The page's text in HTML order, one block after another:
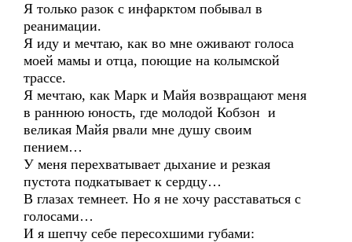
Я только разок с инфарктом побывал в
реанимации.
Я иду и мечтаю, как во мне оживают голоса
моей мамы и отца, поющие на колымской
трассе.
Я мечтаю, как Марк и Майя возвращают меня
в раннюю юность, где молодой Кобзон и
великая Майя рвали мне душу своим
пением…
У меня перехватывает дыхание и резкая
пустота подкатывает к сердцу…
В глазах темнеет. Но я не хочу расставаться с
голосами…
И я шепчу себе пересохшими губами: